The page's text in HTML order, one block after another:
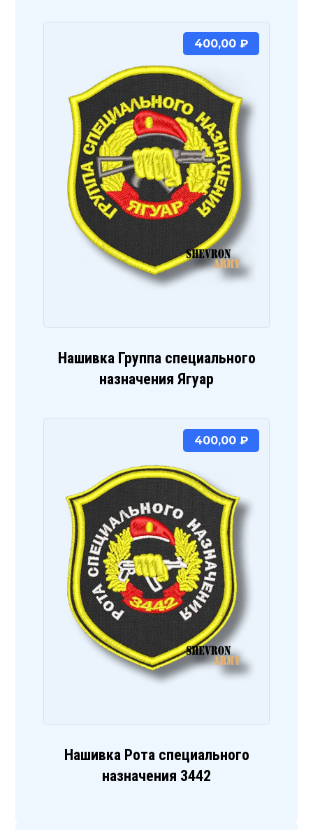
Нашивка Группа специального
назначения Ягуар
400,00 ₽
Нашивка Рота специального
назначения 3442
400,00 ₽